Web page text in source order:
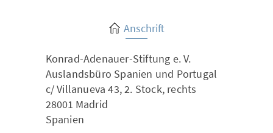
Anschrift
Konrad-Adenauer-Stiftung e. V.
Auslandsbüro Spanien und Portugal
c/ Villanueva 43, 2. Stock, rechts
28001 Madrid
Spanien